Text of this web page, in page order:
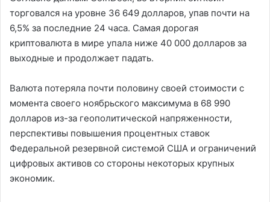
торговался на уровне 36 649 долларов, упав почти на
6,5% за последние 24 часа. Самая дорогая
криптовалюта в мире упала ниже 40 000 долларов за
выходные и продолжает падать.
Валюта потеряла почти половину своей стоимости с
момента своего ноябрьского максимума в 68 990
долларов из-за геополитической напряженности,
перспективы повышения процентных ставок
Федеральной резервной системой США и ограничений
цифровых активов со стороны некоторых крупных
экономик.